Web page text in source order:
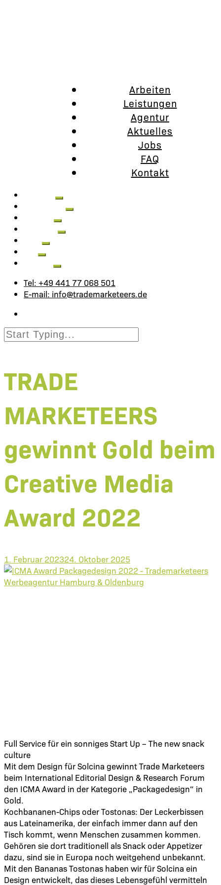
Arbeiten
Leistungen
Agentur
Aktuelles
Jobs
FAQ
Kontakt
Tel: +49 441 77 068 501
E-mail: info@trademarketeers.de
TRADE
MARKETEERS
gewinnt Gold beim
Creative Media
Award 2022
1. Februar 202324. Oktober 2025
Full Service für ein sonniges Start Up – The new snack
culture
Mit dem Design für Solcina gewinnt Trade Marketeers
beim International Editorial Design & Research Forum
den ICMA Award in der Kategorie „Packagedesign“ in
Gold.
Kochbananen-Chips oder Tostonas: Der Leckerbissen
aus Lateinamerika, der einfach immer dann auf den
Tisch kommt, wenn Menschen zusammen kommen.
Gehören sie dort traditionell als Snack oder Appetizer
dazu, sind sie in Europa noch weitgehend unbekannt.
Mit den Bananas Tostonas haben wir für Solcina ein
Design entwickelt, das dieses Lebensgefühl vermitteln